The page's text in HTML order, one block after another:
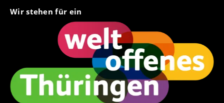
Wir stehen für ein